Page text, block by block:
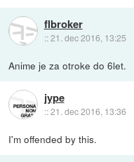
flbroker
::21. dec 2016, 13:25
Anime je za otroke do 6let.
jype
::21. dec 2016, 13:36
I'm offended by this.